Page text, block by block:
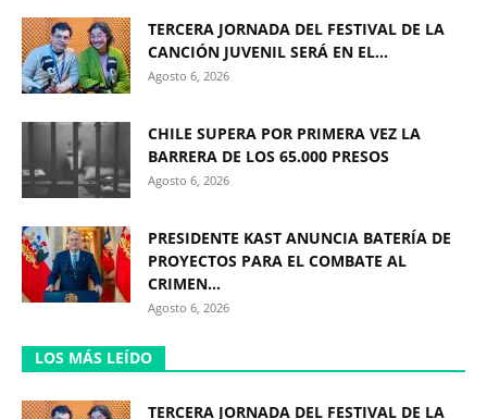
TERCERA JORNADA DEL FESTIVAL DE LA
CANCIÓN JUVENIL SERÁ EN EL...
Agosto 6, 2026
CHILE SUPERA POR PRIMERA VEZ LA
BARRERA DE LOS 65.000 PRESOS
Agosto 6, 2026
PRESIDENTE KAST ANUNCIA BATERÍA DE
PROYECTOS PARA EL COMBATE AL
CRIMEN...
Agosto 6, 2026
LOS MÁS LEÍDO
TERCERA JORNADA DEL FESTIVAL DE LA